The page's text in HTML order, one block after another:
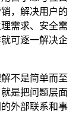
，解决用户的
需求、安全需
可逐一解决企
不是简单而至
是把问题层面
外部联系和事